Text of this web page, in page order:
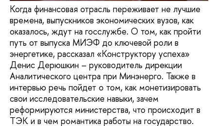
Когда финансовая отрасль переживает не лучшие
времена, выпускников экономических вузов, как
оказалось, ждут на госслужбе. О том, как пройти
путь от выпуска МИЭФ до ключевой роли в
энергетике, рассказал «Конструктору успеха»
Денис Дерюшкин – руководитель дирекции
Аналитического центра при Минэнерго. Также в
интервью речь пойдет о том, как монетизировать
свои исследовательские навыки, зачем
реформируются министерства, что происходит в
ТЭК и в чем романтика работы на государство.